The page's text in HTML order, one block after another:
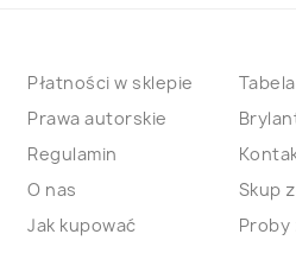
Płatności w sklepie
Prawa autorskie
Regulamin
O nas
Jak kupować
Skup
Proby